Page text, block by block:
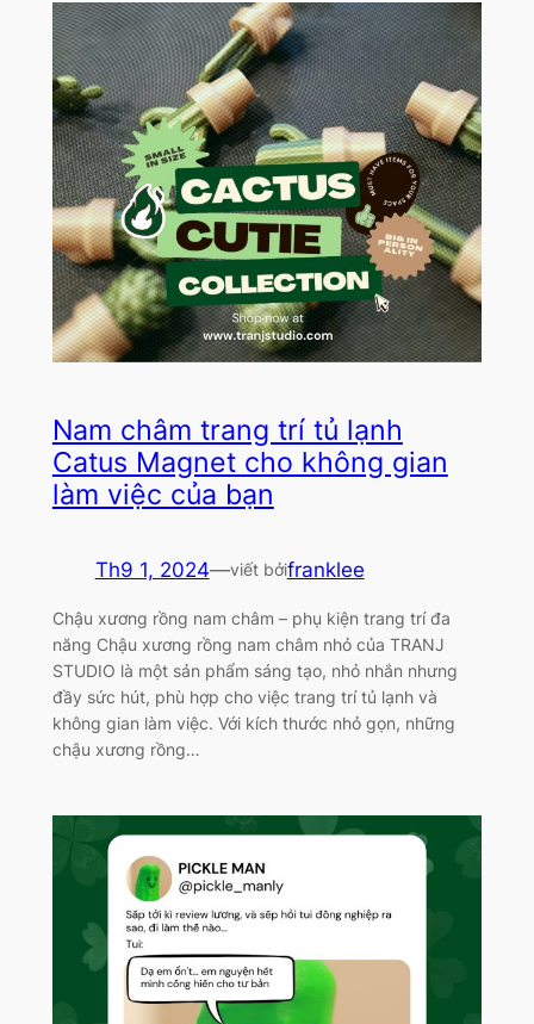
Nam châm trang trí tủ lạnh
Catus Magnet cho không gian
làm việc của bạn
Th9 1, 2024—viết bởifranklee
Chậu xương rồng nam châm – phụ kiện trang trí đa
năng Chậu xương rồng nam châm nhỏ của TRANJ
STUDIO là một sản phẩm sáng tạo, nhỏ nhắn nhưng
đầy sức hút, phù hợp cho việc trang trí tủ lạnh và
không gian làm việc. Với kích thước nhỏ gọn, những
chậu xương rồng…